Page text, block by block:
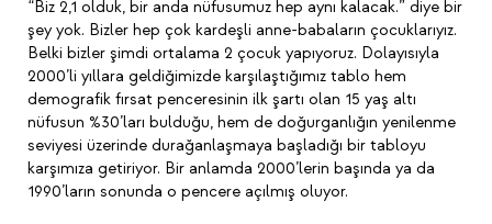
“Biz 2,1 olduk, bir anda nüfusumuz hep aynı kalacak.” diye bir
şey yok. Bizler hep çok kardeşli anne-babaların çocuklarıyız.
Belki bizler şimdi ortalama 2 çocuk yapıyoruz. Dolayısıyla
2000’li yıllara geldiğimizde karşılaştığımız tablo hem
demografik fırsat penceresinin ilk şartı olan 15 yaş altı
nüfusun %30’ları bulduğu, hem de doğurganlığın yenilenme
seviyesi üzerinde durağanlaşmaya başladığı bir tabloyu
karşımıza getiriyor. Bir anlamda 2000’lerin başında ya da
1990’ların sonunda o pencere açılmış oluyor.